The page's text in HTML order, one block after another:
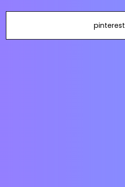
pinterest